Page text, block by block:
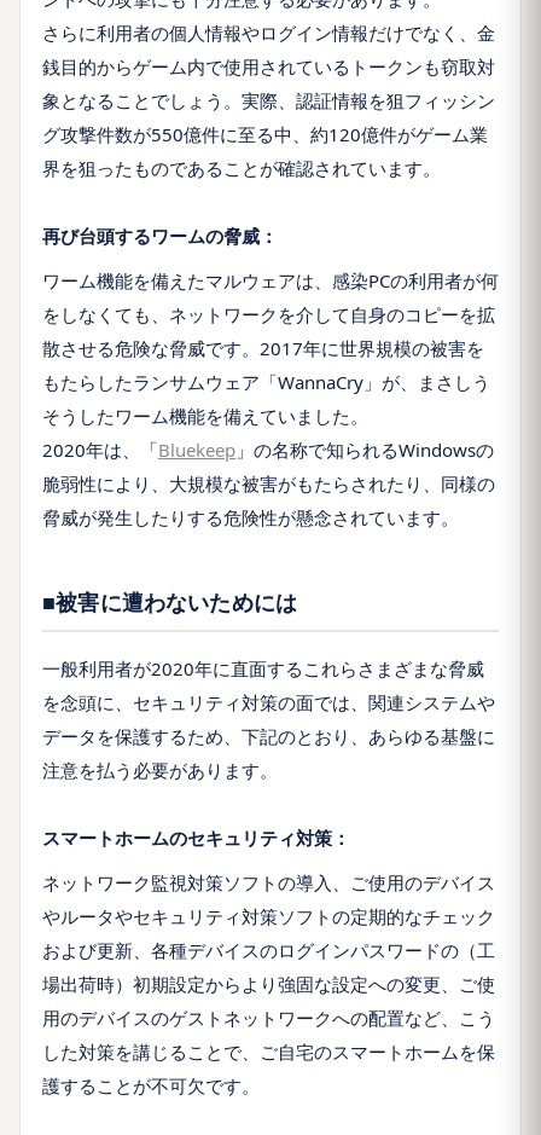
さらに利用者の個人情報やログイン情報だけでなく、金
銭目的からゲーム内で使用されているトークンも窃取対
象となることでしょう。実際、認証情報を狙フィッシン
グ攻撃件数が550億件に至る中、約120億件がゲーム業
界を狙ったものであることが確認されています。
再び台頭するワームの脅威：
ワーム機能を備えたマルウェアは、感染PCの利用者が何
をしなくても、ネットワークを介して自身のコピーを拡
散させる危険な脅威です。2017年に世界規模の被害を
もたらしたランサムウェア「WannaCry」が、まさしう
そうしたワーム機能を備えていました。
2020年は、「Bluekeep 」の名称で知られるWindowsの
脆弱性により、大規模な被害がもたらされたり、同様の
脅威が発生したりする危険性が懸念されています。
■被害に遭わないためには
一般利用者が2020年に直面するこれらさまざまな脅威
を念頭に、セキュリティ対策の面では、関連システムや
データを保護するため、下記のとおり、あらゆる基盤に
注意を払う必要があります。
スマートホームのセキュリティ対策：
ネットワーク監視対策ソフトの導入、ご使用のデバイス
やルータやセキュリティ対策ソフトの定期的なチェック
および更新、各種デバイスのログインパスワードの（工
場出荷時）初期設定からより強固な設定への変更、ご使
用のデバイスのゲストネットワークへの配置など、こう
した対策を講じることで、ご自宅のスマートホームを保
護することが不可欠です。